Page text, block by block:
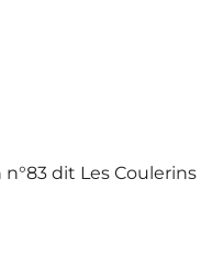
dit Les Coulerins